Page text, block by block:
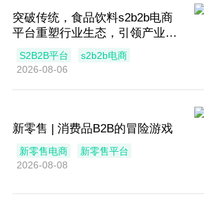
突破传统，食品饮料s2b2b电商
平台重塑行业生态，引领产业未
S2B2B平台
s2b2b电商
2026-08-06
新零售 | 消费品B2B的冒险游戏
新零售电商
新零售平台
2026-08-08